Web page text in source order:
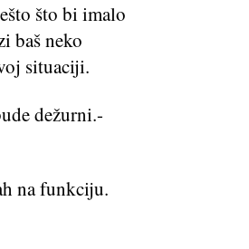
što bi imalo
baš neko
situaciji.
dežurni.-
na funkciju.